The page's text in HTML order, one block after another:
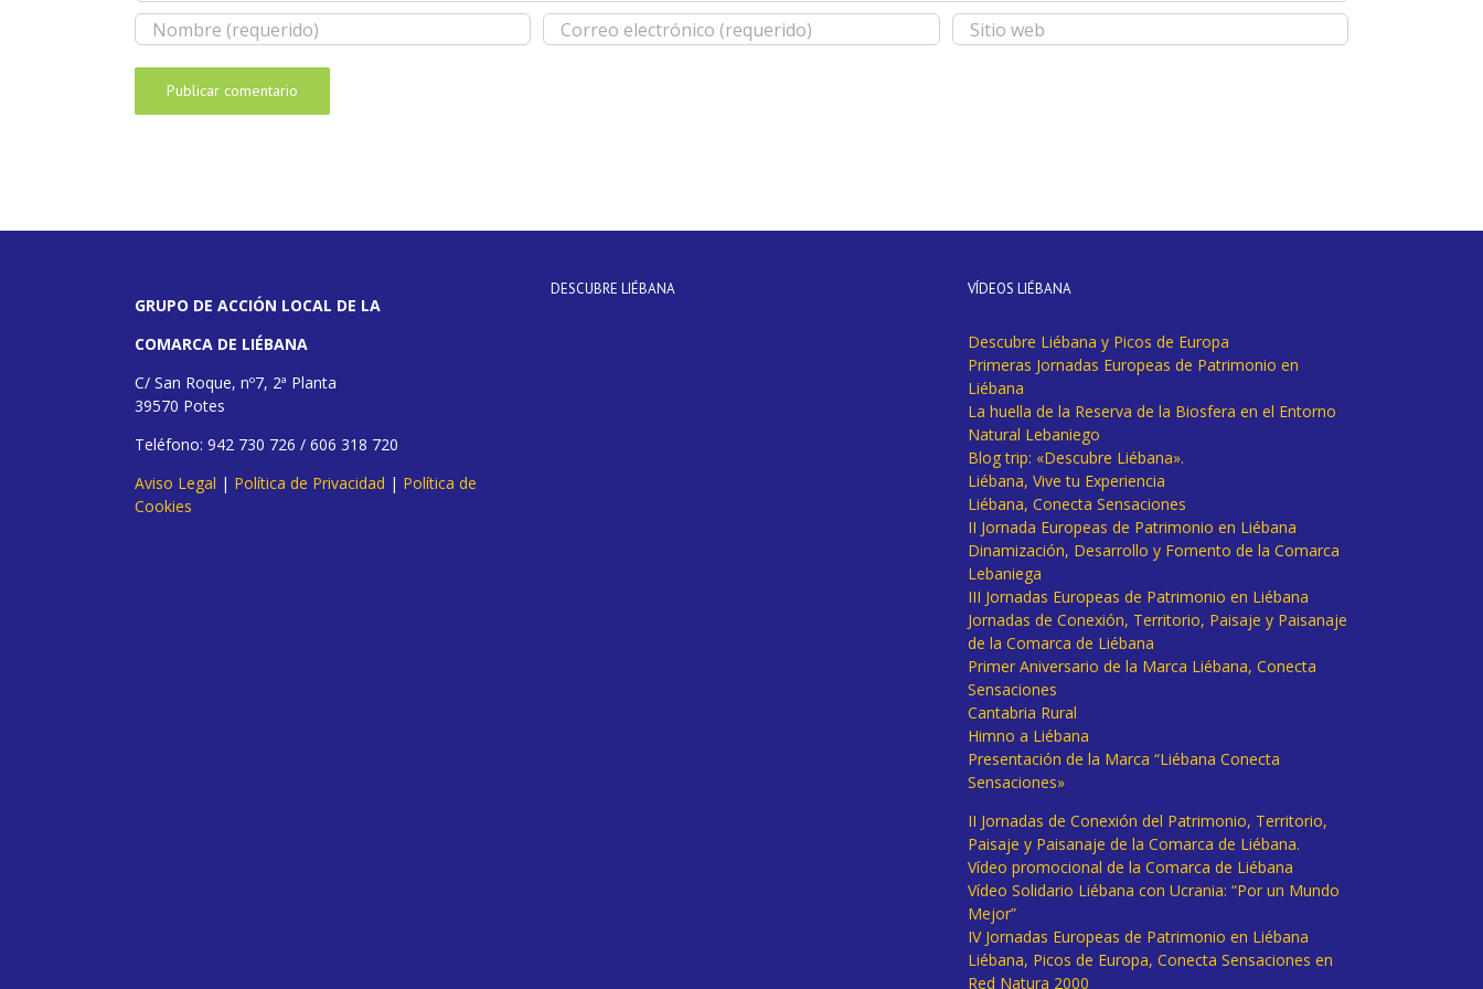
GRUPO DE ACCIÓN LOCAL DE LA
COMARCA DE LIÉBANA
C/ San Roque, nº7, 2ª Planta
39570 Potes
Teléfono: 942 730 726 / 606 318 720
Aviso Legal | Política de Privacidad | Política de
Cookies
DESCUBRE LIÉBANA VÍDEOS LIÉBANA
Descubre Liébana y Picos de Europa
Primeras Jornadas Europeas de Patrimonio en
Liébana
La huella de la Reserva de la Biosfera en el Entorno
Natural Lebaniego
Blog trip: «Descubre Liébana».
Liébana, Vive tu Experiencia
Liébana, Conecta Sensaciones
II Jornada Europeas de Patrimonio en Liébana
Dinamización, Desarrollo y Fomento de la Comarca
Lebaniega
III Jornadas Europeas de Patrimonio en Liébana
Jornadas de Conexión, Territorio, Paisaje y Paisanaje
de la Comarca de Liébana
Primer Aniversario de la Marca Liébana, Conecta
Sensaciones
Cantabria Rural
Himno a Liébana
Presentación de la Marca “Liébana Conecta
Sensaciones»
II Jornadas de Conexión del Patrimonio, Territorio,
Paisaje y Paisanaje de la Comarca de Liébana.
Vídeo promocional de la Comarca de Liébana
Vídeo Solidario Liébana con Ucrania: “Por un Mundo
Mejor”
IV Jornadas Europeas de Patrimonio en Liébana
Liébana, Picos de Europa, Conecta Sensaciones en
Red Natura 2000